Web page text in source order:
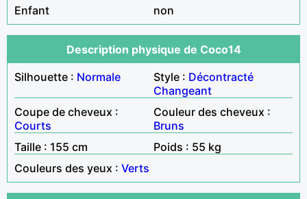
Enfant
non
Description physique de Coco14
Silhouette : Normale Style : Décontracté
Changeant
Coupe de cheveux :
Courts
Couleur des cheveux :
Bruns
Taille : 155 cm
Poids : 55 kg
Couleurs des yeux : Verts